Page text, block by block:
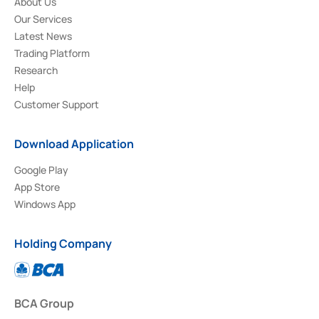
Our Services
Latest News
Trading Platform
Research
Help
Customer Support
Download Application
Google Play
App Store
Windows App
Holding Company
BCA Group